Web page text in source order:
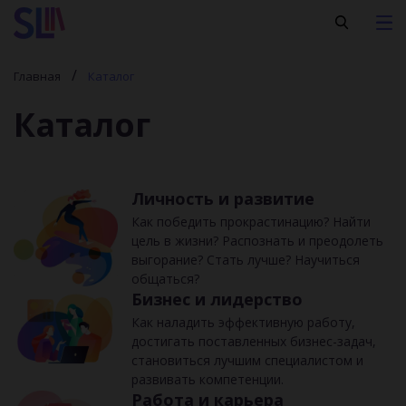
Главная
Каталог
Личность и развитие
Как победить прокрастинацию? Найти
цель в жизни? Распознать и преодолеть
выгорание? Стать лучше? Научиться
общаться?
Бизнес и лидерство
Как наладить эффективную работу,
достигать поставленных бизнес-задач,
становиться лучшим специалистом и
развивать компетенции.
Работа и карьера